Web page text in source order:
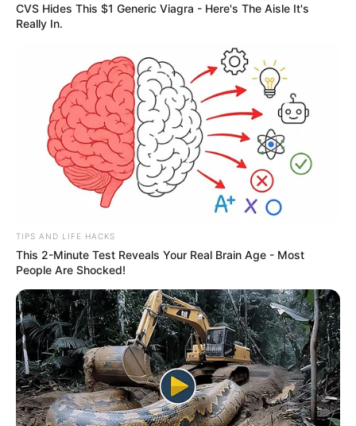
CVS Hides This $1 Generic Viagra - Here's The Aisle It's
Really In.
TIPS AND LIFE HACKS
This 2-Minute Test Reveals Your Real Brain Age - Most
People Are Shocked!